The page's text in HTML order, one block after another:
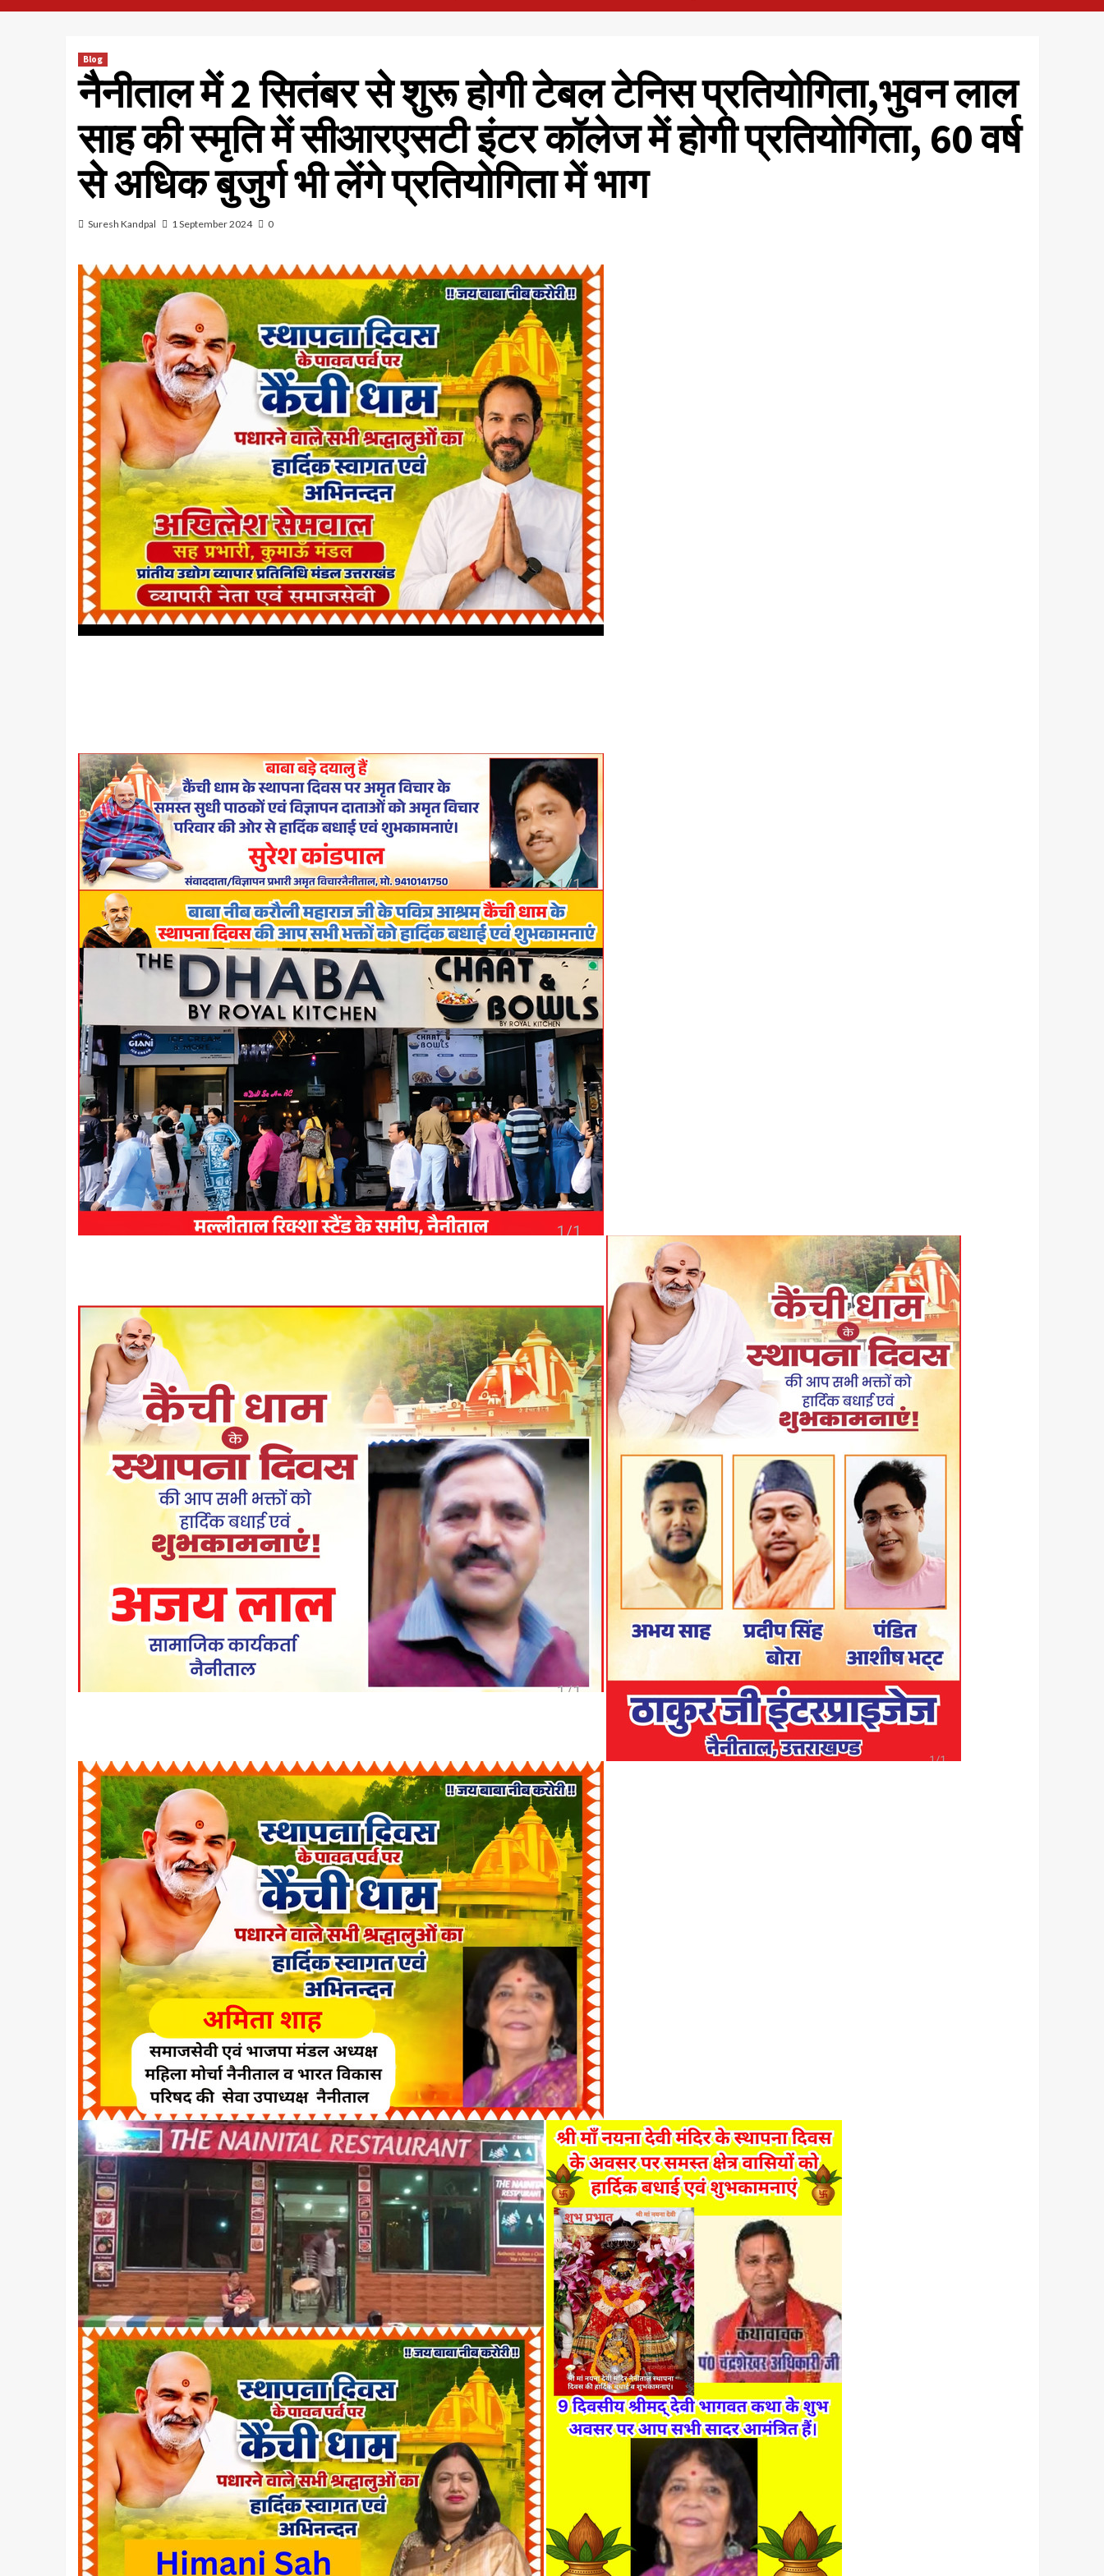
Blog
नैनीताल में 2 सितंबर से शुरू होगी टेबल टेनिस प्रतियोगिता,भुवन लाल
साह की स्मृति में सीआरएसटी इंटर कॉलेज में होगी प्रतियोगिता, 60 वर्ष
से अधिक बुजुर्ग भी लेंगे प्रतियोगिता में भाग
Suresh Kandpal 1 September 2024 0